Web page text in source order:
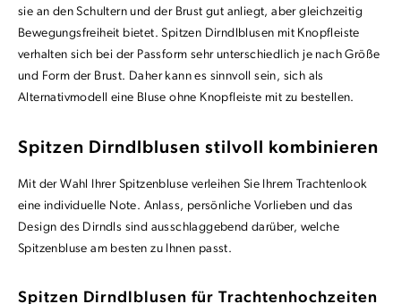
sie an den Schultern und der Brust gut anliegt, aber gleichzeitig
Bewegungsfreiheit bietet. Spitzen Dirndlblusen mit Knopfleiste
verhalten sich bei der Passform sehr unterschiedlich je nach Größe
und Form der Brust. Daher kann es sinnvoll sein, sich als
Alternativmodell eine Bluse ohne Knopfleiste mit zu bestellen.
Spitzen Dirndlblusen stilvoll kombinieren
Mit der Wahl Ihrer Spitzenbluse verleihen Sie Ihrem Trachtenlook
eine individuelle Note. Anlass, persönliche Vorlieben und das
Design des Dirndls sind ausschlaggebend darüber, welche
Spitzenbluse am besten zu Ihnen passt.
Spitzen Dirndlblusen für Trachtenhochzeiten